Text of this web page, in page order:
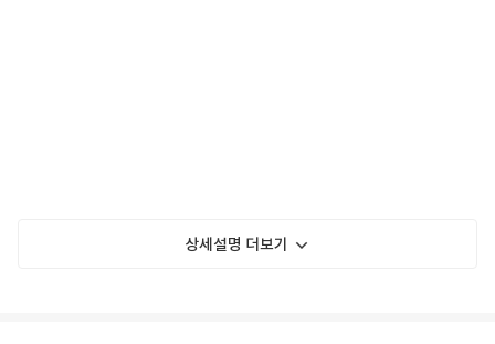
상세설명 더보기